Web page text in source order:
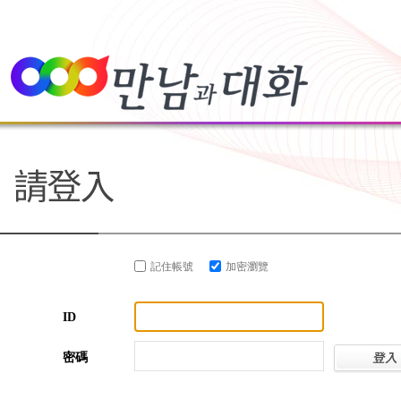
記住帳號 加密瀏覽
ID
密碼